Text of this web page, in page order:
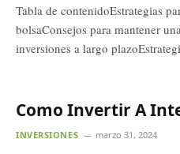
Tabla de contenidoEstrategias
bolsaConsejos para mantener
inversiones a largo
Como Invertir A
INVERSIONES marzo 31, 2024